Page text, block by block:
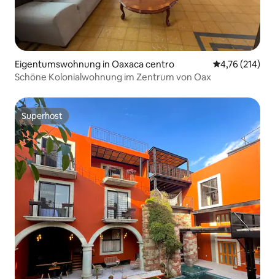
Eigentumswohnung in Oaxaca centro
4,76 (214)
Schöne Kolonialwohnung im Zentrum von Oax
Superhost
Superhost